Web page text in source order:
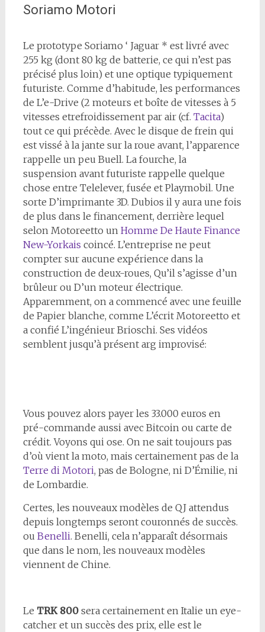
Soriamo Motori
Le prototype Soriamo ‘ Jaguar * est livré avec
255 kg (dont 80 kg de batterie, ce qui n’est pas
précisé plus loin) et une optique typiquement
futuriste. Comme d’habitude, les performances
de L’e-Drive (2 moteurs et boîte de vitesses à 5
vitesses etrefroidissement par air (cf. Tacita)
tout ce qui précède. Avec le disque de frein qui
est vissé à la jante sur la roue avant, l’apparence
rappelle un peu Buell. La fourche, la
suspension avant futuriste rappelle quelque
chose entre Telelever, fusée et Playmobil. Une
sorte D’imprimante 3D. Dubios il y aura une fois
de plus dans le financement, derrière lequel
selon Motoreetto un Homme De Haute Finance
New-Yorkais coincé. L’entreprise ne peut
compter sur aucune expérience dans la
construction de deux-roues, Qu’il s’agisse d’un
brûleur ou D’un moteur électrique.
Apparemment, on a commencé avec une feuille
de Papier blanche, comme L’écrit Motoreetto et
a confié L’ingénieur Brioschi. Ses vidéos
semblent jusqu’à présent arg improvisé:
Vous pouvez alors payer les 33.000 euros en
pré-commande aussi avec Bitcoin ou carte de
crédit. Voyons qui ose. On ne sait toujours pas
d’où vient la moto, mais certainement pas de la
Terre di Motori, pas de Bologne, ni D’Émilie, ni
de Lombardie.
Certes, les nouveaux modèles de QJ attendus
depuis longtemps seront couronnés de succès.
ou Benelli. Benelli, cela n’apparaît désormais
que dans le nom, les nouveaux modèles
viennent de Chine.
Le TRK 800sera certainement en Italie un eye-
catcher et un succès des prix, elle est le